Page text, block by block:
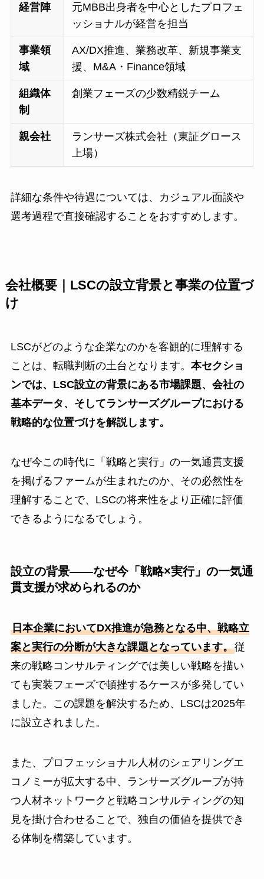
経営陣
元MBB出身者を中心としたプロフェ
ッショナルが経営を担当
事業領
域
AX/DX推進、業務改革、新規事業支
援、M&A・Finance領域
組織体
制
創業フェーズの少数精鋭チーム
親会社
ランサーズ株式会社（東証グロース
上場）
詳細な条件や待遇については、カジュアル面談や
選考過程で直接確認することをおすすめします。
会社概要｜LSCの設立背景と事業の位置づ
け
LSCがどのような企業なのかを客観的に理解する
ことは、転職判断の土台となります。 本セクショ
ンでは、LSC設立の背景にある市場課題、会社の
基本データ、そしてランサーズグループにおける
戦略的な位置づけを解説します。
なぜ今この時代に「戦略と実行」の一気通貫支援
を掲げるファームが生まれたのか、その必然性を
理解することで、LSCの将来性をより正確に評価
できるようになるでしょう。
設立の背景——なぜ今「戦略×実行」の一気通
貫支援が求められるのか
日本企業においてDX推進が急務となる中、戦略立
案と実行の分断が大きな課題となっています。従
来の戦略コンサルティングでは美しい戦略を描い
ても実装フェーズで頓挫するケースが多発してい
ました。この課題を解決するため、LSCは2025年
に設立されました。
また、プロフェッショナル人材のシェアリングエ
コノミーが拡大する中、ランサーズグループが持
つ人材ネットワークと戦略コンサルティングの知
見を掛け合わせることで、独自の価値を提供でき
る体制を構築しています。